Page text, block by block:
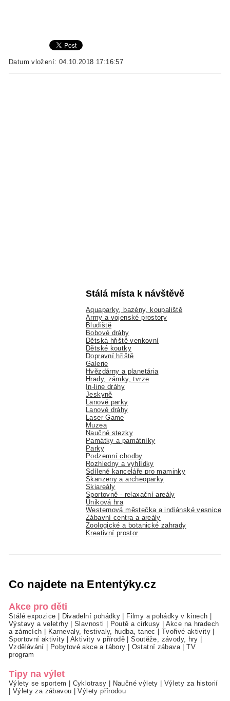
Datum vložení: 04.10.2018 17:16:57
Stálá místa k návštěvě
Aquaparky, bazény, koupaliště
Army a vojenské prostory
Bludiště
Bobové dráhy
Dětská hřiště venkovní
Dětské koutky
Dopravní hřiště
Galerie
Hvězdárny a planetária
Hrady, zámky, tvrze
In-line dráhy
Jeskyně
Lanové parky
Lanové dráhy
Laser Game
Muzea
Naučné stezky
Památky a památníky
Parky
Podzemní chodby
Rozhledny a vyhlídky
Sdílené kanceláře pro maminky
Skanzeny a archeoparky
Skiareály
Sportovně - relaxační areály
Úniková hra
Westernová městečka a indiánské vesnice
Zábavní centra a areály
Zoologické a botanické zahrady
Kreativní prostor
Co najdete na Ententýky.cz
Akce pro děti
Stálé expozice Divadelní pohádky Filmy a pohádky v kinech
Výstavy a veletrhy|Slavnosti Poutě a cirkusy
Akce na hradech
a zámcích
Karnevaly, festivaly, hudba, tanec Tvořivé aktivity
Sportovní aktivity|Aktivity v přírodě |Soutěže, závody, hry
Vzdělávání
Pobytové akce a tábory Ostatní zábava|TV
program
Tipy na výlet
Výlety se sportem Cyklotrasy Naučné výlety
Výlety za historií
Výlety za zábavou |Výlety přírodou